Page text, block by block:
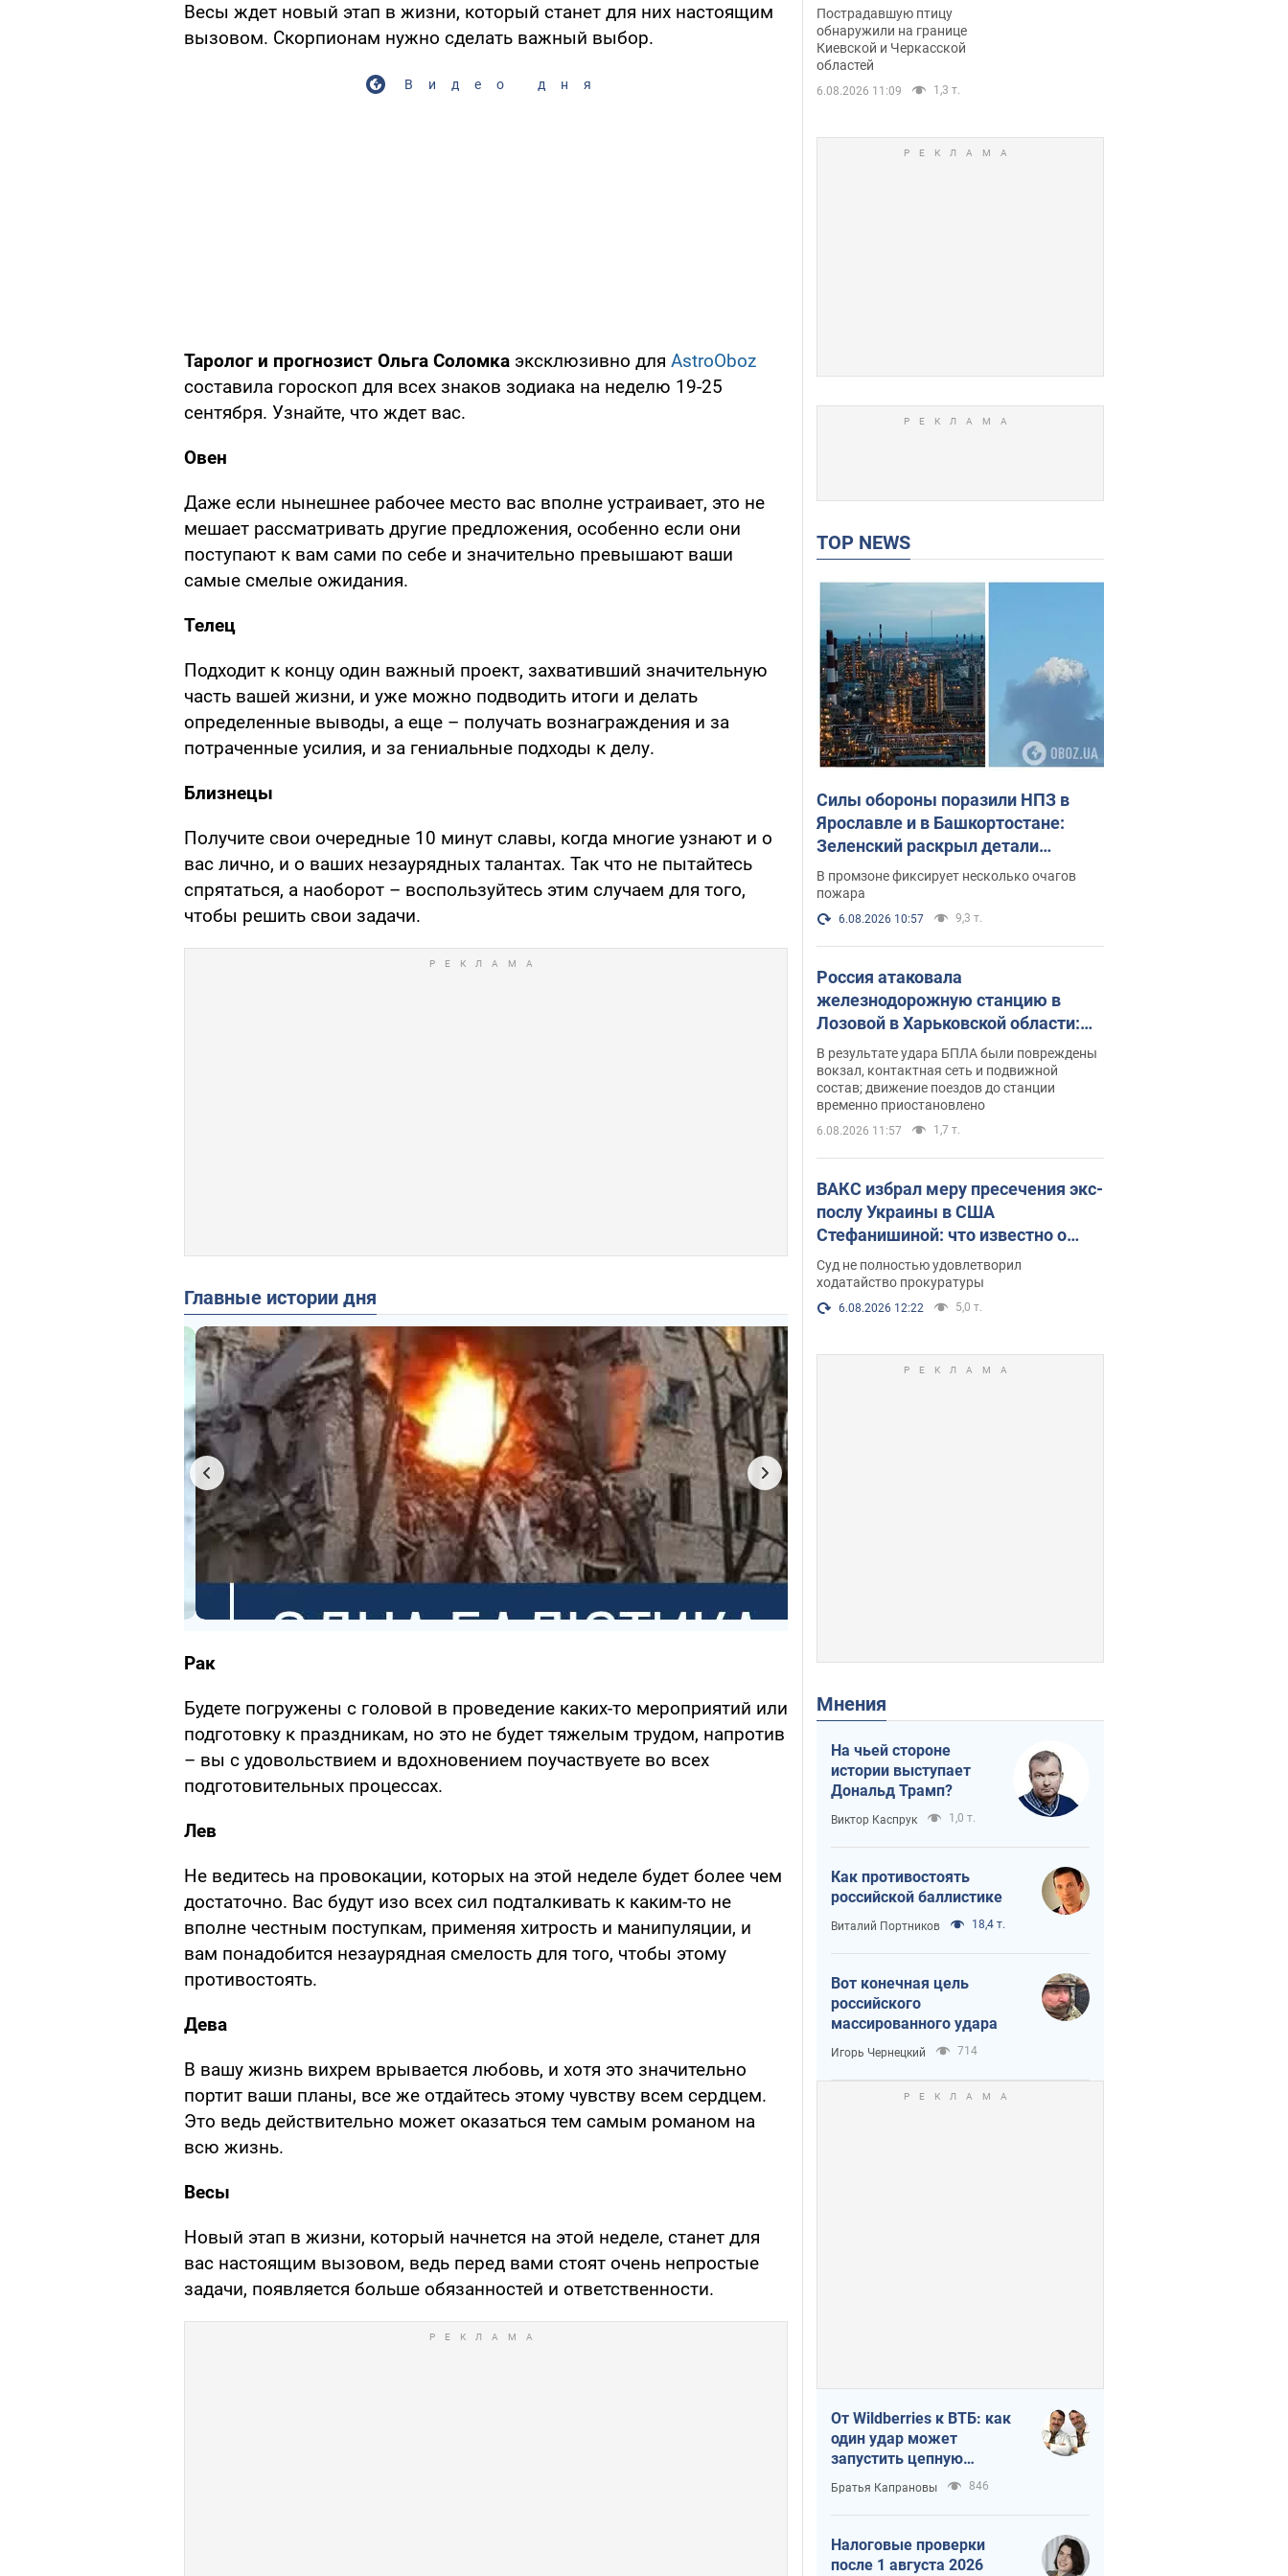
Весы ждет новый этап в жизни, который станет для них настоящим
вызовом. Скорпионам нужно сделать важный выбор.
Видео дня
Таролог и прогнозист Ольга Соломка эксклюзивно для AstroOboz
составила гороскоп для всех знаков зодиака на неделю 19-25
сентября. Узнайте, что ждет вас.
Овен
Даже если нынешнее рабочее место вас вполне устраивает, это не
мешает рассматривать другие предложения, особенно если они
поступают к вам сами по себе и значительно превышают ваши
самые смелые ожидания.
Телец
Подходит к концу один важный проект, захвативший значительную
часть вашей жизни, и уже можно подводить итоги и делать
определенные выводы, а еще – получать вознаграждения и за
потраченные усилия, и за гениальные подходы к делу.
Близнецы
Получите свои очередные 10 минут славы, когда многие узнают и о
вас лично, и о ваших незаурядных талантах. Так что не пытайтесь
спрятаться, а наоборот – воспользуйтесь этим случаем для того,
чтобы решить свои задачи.
Главные истории дня
Рак
Будете погружены с головой в проведение каких-то мероприятий или
подготовку к праздникам, но это не будет тяжелым трудом, напротив
– вы с удовольствием и вдохновением поучаствуете во всех
подготовительных процессах.
Лев
Не ведитесь на провокации, которых на этой неделе будет более чем
достаточно. Вас будут изо всех сил подталкивать к каким-то не
вполне честным поступкам, применяя хитрость и манипуляции, и
вам понадобится незаурядная смелость для того, чтобы этому
противостоять.
Дева
В вашу жизнь вихрем врывается любовь, и хотя это значительно
портит ваши планы, все же отдайтесь этому чувству всем сердцем.
Это ведь действительно может оказаться тем самым романом на
всю жизнь.
Весы
Новый этап в жизни, который начнется на этой неделе, станет для
вас настоящим вызовом, ведь перед вами стоят очень непростые
задачи, появляется больше обязанностей и ответственности.
нетипичный маршрут.
Фото
Пострадавшую птицу
обнаружили на границе
Киевской и Черкасской
областей
6.08.2026 11:09 1,3 т.
TOP NEWS
Силы обороны поразили НПЗ в
Ярославле и в Башкортостане:
Зеленский раскрыл детали
операции. Фото и видео
В промзоне фиксирует несколько очагов
пожара
6.08.2026 10:57 9,3 т.
Россия атаковала
железнодорожную станцию в
Лозовой в Харьковской области:
есть погибшие и раненые
В результате удара БПЛА были повреждены
вокзал, контактная сеть и подвижной
состав; движение поездов до станции
временно приостановлено
6.08.2026 11:57 1,7 т.
ВАКС избрал меру пресечения экс-
послу Украины в США
Стефанишиной: что известно о
деле
Суд не полностью удовлетворил
ходатайство прокуратуры
6.08.2026 12:22 5,0 т.
Мнения
На чьей стороне
истории выступает
Дональд Трамп?
Виктор Каспрук 1,0 т.
Как противостоять
российской баллистике
Виталий Портников 18,4 т.
Вот конечная цель
российского
массированного удара
Игорь Чернецкий 714
От Wildberries к ВТБ: как
один удар может
запустить цепную
реакцию в России
Братья Капрановы 846
Налоговые проверки
после 1 августа 2026